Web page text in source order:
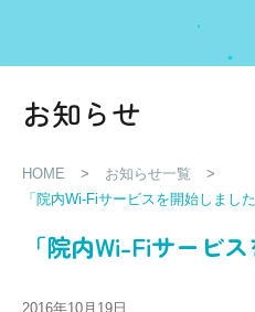
お知らせ
HOME > お知らせ一覧
>
「院内Wi-Fiサービスを開始しました
「院内Wi-Fiサービ
2016年10月19日